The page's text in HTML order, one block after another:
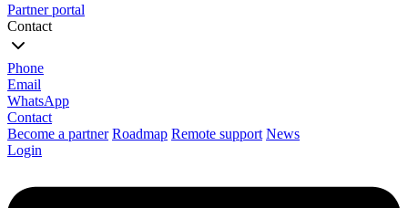
Partner portal
Contact
Phone
Email
WhatsApp
Contact
Become a partner Roadmap Remote support News
Login